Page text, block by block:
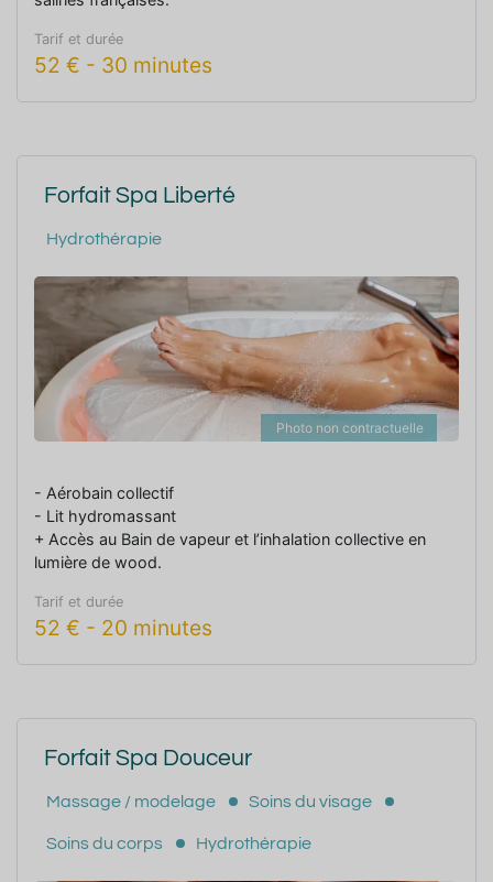
Tarif et durée
52 € - 30 minutes
Forfait Spa Liberté
Hydrothérapie
Photo non contractuelle
- Aérobain collectif
- Lit hydromassant
+ Accès au Bain de vapeur et l’inhalation collective en
lumière de wood.
Tarif et durée
52 € - 20 minutes
Forfait Spa Douceur
Massage / modelage Soins du visage
Soins du corps Hydrothérapie